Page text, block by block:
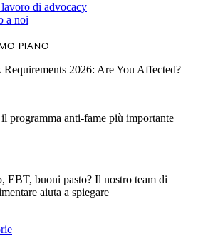
di advocacy
a noi
PIANO
Requirements 2026: Are You Affected?
programma anti-fame più importante
EBT, buoni pasto? Il nostro team di
aiuta a spiegare